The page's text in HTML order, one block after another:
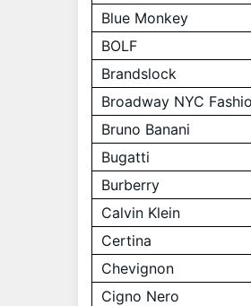
Blue Monkey
BOLF
Brandslock
Broadway NYC
Bruno Banani
Bugatti
Burberry
Calvin Klein
Certina
Chevignon
Cigno Nero